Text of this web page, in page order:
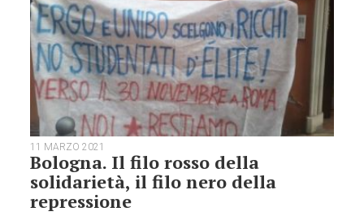
11 MARZO 2021
Bologna. Il filo rosso della
solidarietà, il filo nero della
repressione